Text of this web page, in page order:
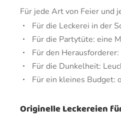
Für jede Art von Feier und
Für die Leckerei in der
Für die Partytüte: eine
Für den
Für die Dunkelheit:
Für ein kleines Budget:
Originelle Leckereien